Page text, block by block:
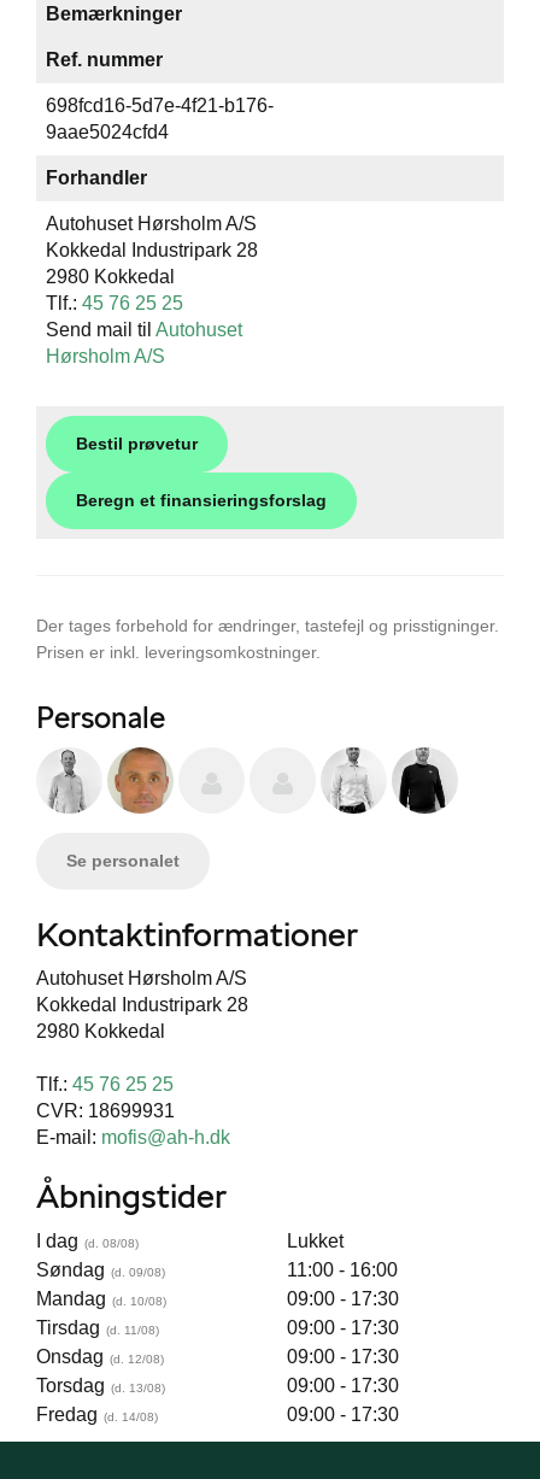
Bemærkninger
Ref. nummer
698fcd16-5d7e-4f21-b176-
9aae5024cfd4
Forhandler
Autohuset Hørsholm A/S
Kokkedal Industripark 28
2980 Kokkedal
Tlf.: 45 76 25 25
Send mail til Autohuset
Hørsholm A/S
Bestil prøvetur
Beregn et finansieringsforslag
Der tages forbehold for ændringer, tastefejl og prisstigninger.
Prisen er inkl. leveringsomkostninger.
Personale
Se personalet
Kontaktinformationer
Autohuset Hørsholm A/S
Kokkedal Industripark 28
2980 Kokkedal
Tlf.: 45 76 25 25
CVR: 18699931
E-mail: mofis@ah-h.dk
Åbningstider
I dag
Lukket
Søndag
11:00 - 16:00
Mandag
09:00 - 17:30
Tirsdag
09:00 - 17:30
Onsdag
09:00 - 17:30
Torsdag
09:00 - 17:30
Fredag
09:00 - 17:30